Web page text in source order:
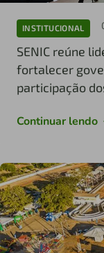
INSTITUCIONAL
SENIC reúne
fortalecer
participação
Continuar lendo